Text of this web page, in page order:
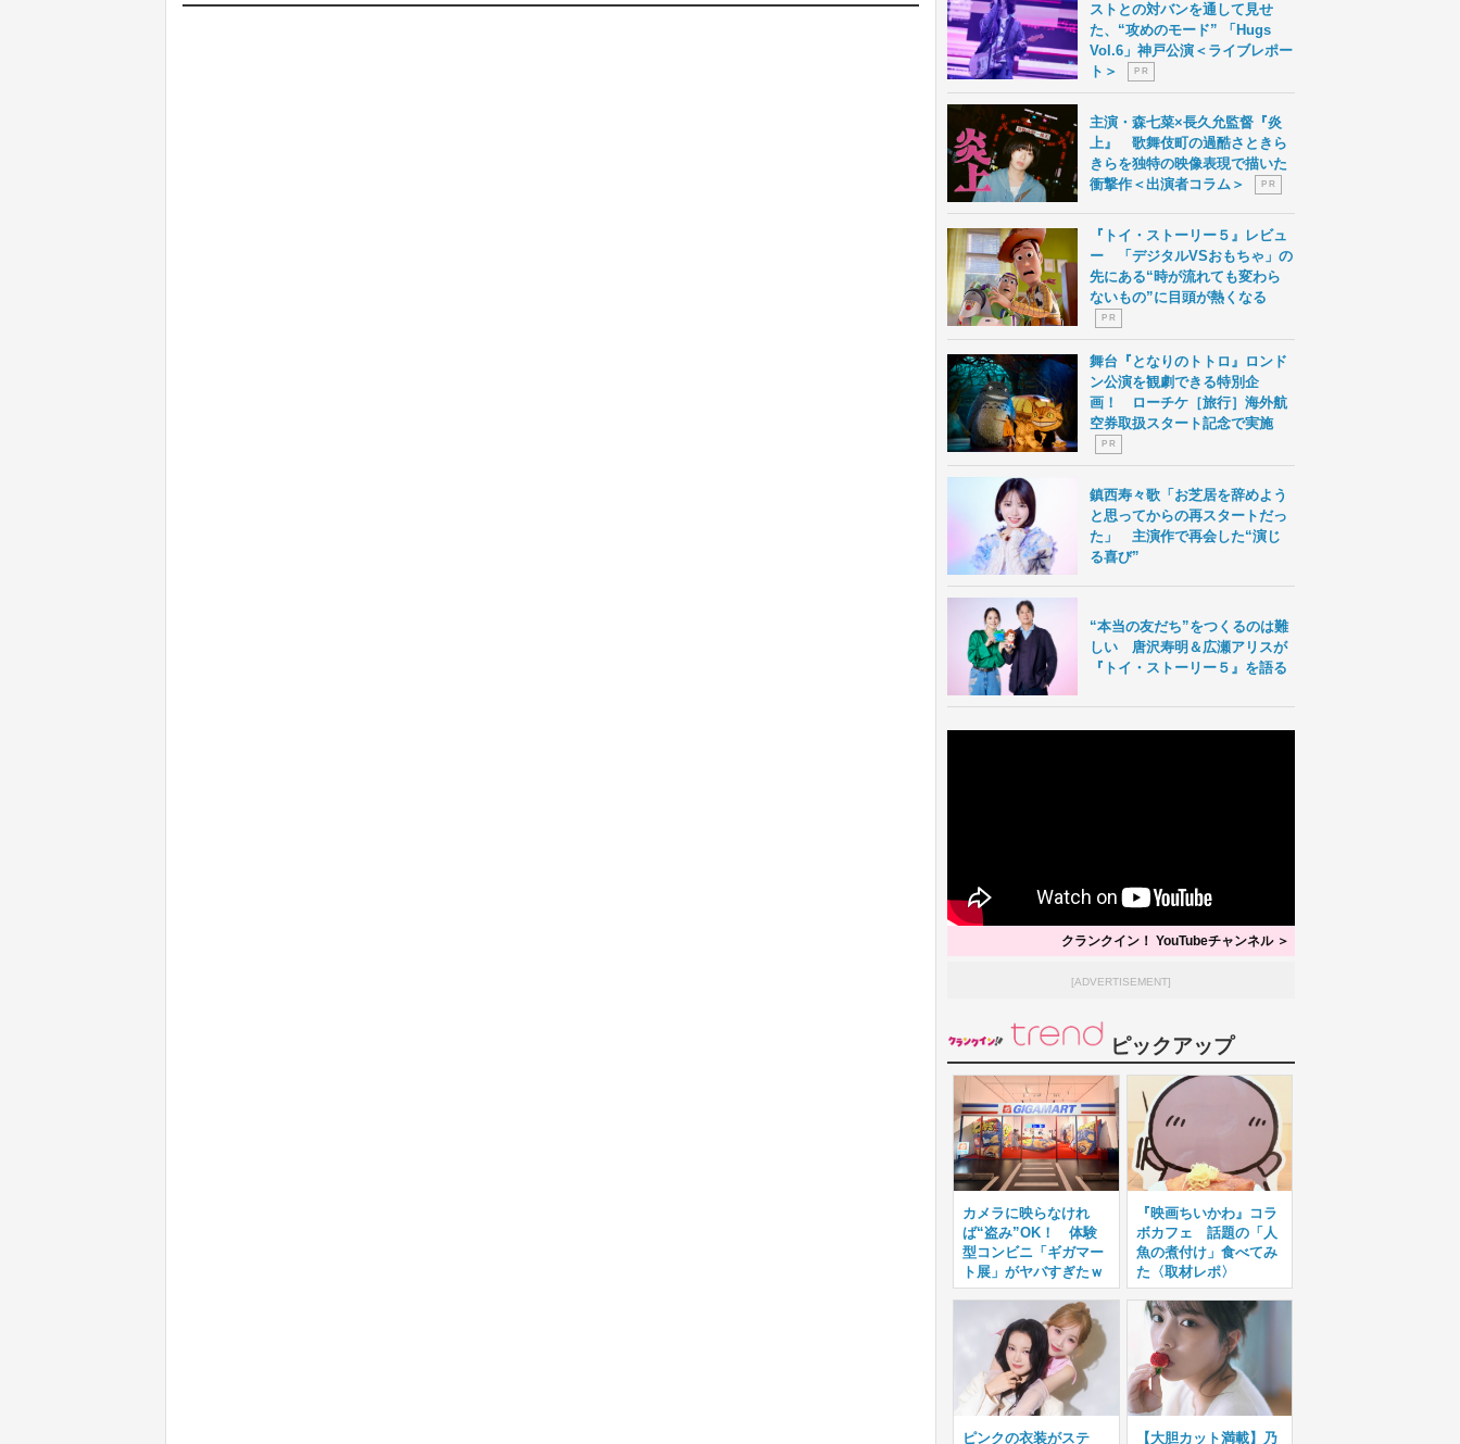
ストとの対バンを通して見せ
た、“攻めのモード” 「Hugs
Vol.6」神戸公演＜ライブレポー
ト＞
P R
主演・森七菜×長久允監督『炎
上』 歌舞伎町の過酷さときら
きらを独特の映像表現で描いた
衝撃作＜出演者コラム＞
P R
『トイ・ストーリー５』レビュ
ー 「デジタルVSおもちゃ」の
先にある“時が流れても変わら
ないもの”に目頭が熱くなる
P R
舞台『となりのトトロ』ロンド
ン公演を観劇できる特別企
画！ ローチケ［旅行］海外航
空券取扱スタート記念で実施
P R
鎮西寿々歌「お芝居を辞めよう
と思ってからの再スタートだっ
た」 主演作で再会した“演じ
る喜び”
“本当の友だち”をつくるのは難
しい 唐沢寿明＆広瀬アリスが
『トイ・ストーリー５』を語る
クランクイン！ YouTubeチャンネル ＞
[ADVERTISEMENT]
ピックアップ
カメラに映らなけれ
ば“盗み”OK！ 体験
型コンビニ「ギガマー
ト展」がヤバすぎたｗ
『映画ちいかわ』コラ
ボカフェ 話題の「人
魚の煮付け」食べてみ
た〈取材レポ〉
ピンクの衣装がステ 【大胆カット満載】乃